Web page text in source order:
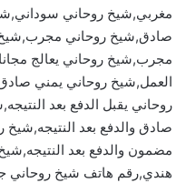
مغربي,شيخ روحاني
صادق,شيخ روحاني
مجرب,شيخ روحاني يعالج
العمل,شيخ روحاني يمني
روحاني يقبل الدفع بعد
صادق والدفع بعد
مضمون والدفع بعد
هندي,رقم هاتف شيخ روحاني